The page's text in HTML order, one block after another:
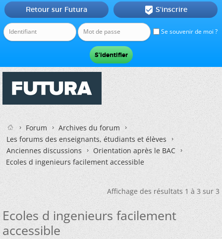
Se souvenir de moi ?
Retour sur Futura  S'inscrire
Forum
Archives du forum
Les forums des enseignants, étudiants et élèves
Anciennes discussions
Orientation après le BAC
Ecoles d ingenieurs facilement accessible
Affichage des résultats 1 à 3 sur 3
Ecoles d ingenieurs facilement
accessible